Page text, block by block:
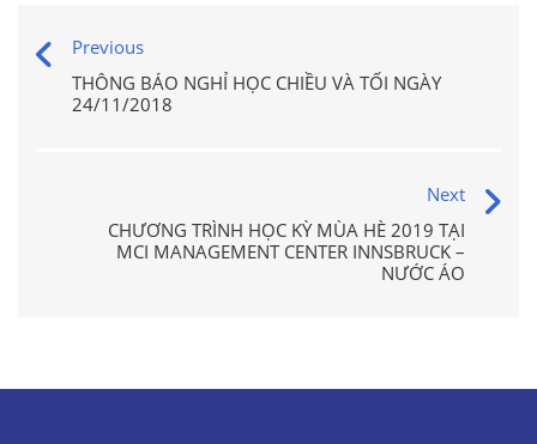
Previous
THÔNG BÁO NGHỈ HỌC CHIỀU VÀ TỐI NGÀY
24/11/2018
Next
CHƯƠNG TRÌNH HỌC KỲ MÙA HÈ 2019 TẠI
MCI MANAGEMENT CENTER INNSBRUCK –
NƯỚC ÁO